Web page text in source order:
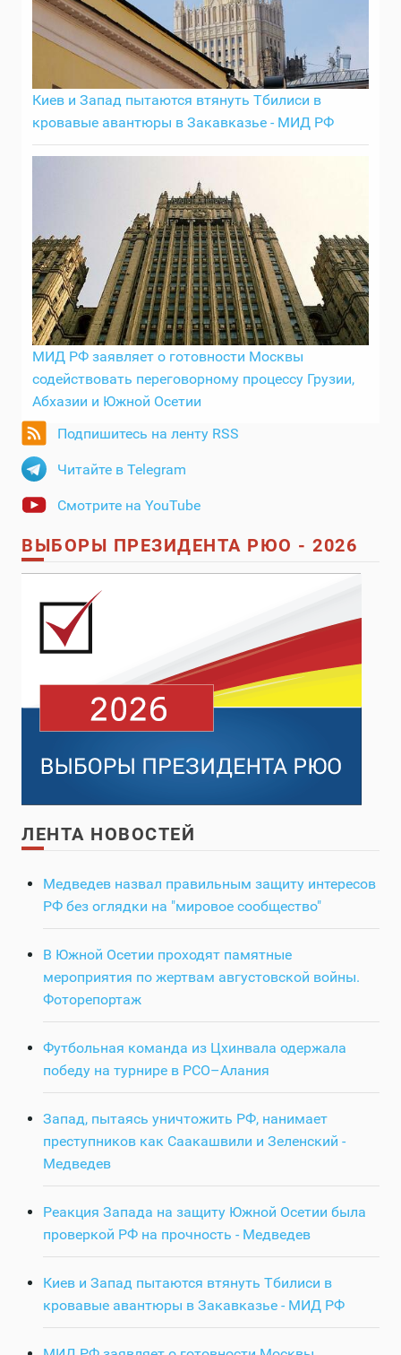
Киев и Запад пытаются втянуть Тбилиси в
кровавые авантюры в Закавказье - МИД РФ
МИД РФ заявляет о готовности Москвы
содействовать переговорному процессу Грузии,
Абхазии и Южной Осетии
Подпишитесь на ленту RSS
Читайте в Telegram
Смотрите на YouTube
ВЫБОРЫ ПРЕЗИДЕНТА РЮО - 2026
ЛЕНТА НОВОСТЕЙ
Медведев назвал правильным защиту интересов
РФ без оглядки на "мировое сообщество"
В Южной Осетии проходят памятные
мероприятия по жертвам августовской войны.
Фоторепортаж
Футбольная команда из Цхинвала одержала
победу на турнире в РСО–Алания
Запад, пытаясь уничтожить РФ, нанимает
преступников как Саакашвили и Зеленский -
Медведев
Реакция Запада на защиту Южной Осетии была
проверкой РФ на прочность - Медведев
Киев и Запад пытаются втянуть Тбилиси в
кровавые авантюры в Закавказье - МИД РФ